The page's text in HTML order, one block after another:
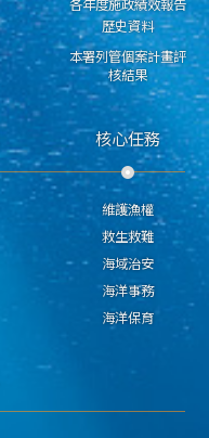
各年度施政績效報告
歷史資料
本署列管個案計畫評
核結果
核心任務
維護漁權
救生救難
海域治安
海洋事務
海洋保育